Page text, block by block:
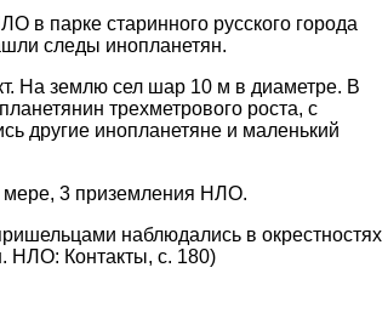
в парке старинного русского города
следы инопланетян.
На землю сел шар 10 м в диаметре. В
трехметрового роста, с
другие инопланетяне и маленький
мере, 3 приземления НЛО.
наблюдались в окрестностях
НЛО: Контакты, с. 180)